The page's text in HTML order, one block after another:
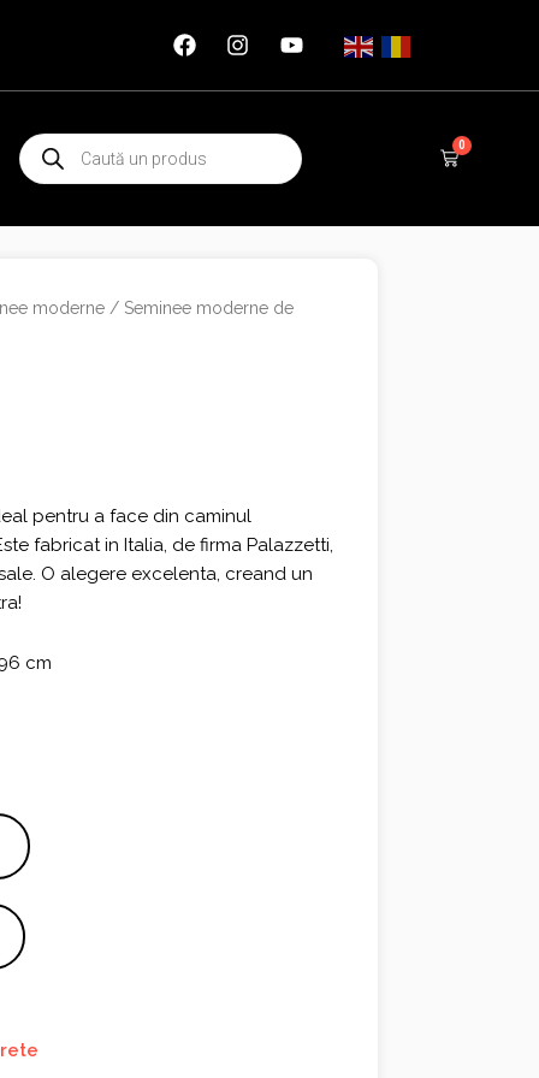
Products
search
0
Cart
moderne / Seminee moderne de
pentru a face din caminul
fabricat in Italia, de firma Palazzetti,
O alegere excelenta, creand un
cm